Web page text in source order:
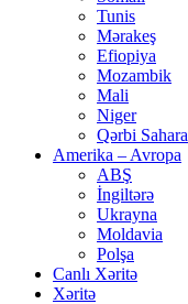
Tunis
Mərakeş
Efiopiya
Mozambik
Mali
Niger
Qərbi Sahara
Amerika – Avropa
ABŞ
İngiltərə
Ukrayna
Moldavia
Polşa
Canlı Xəritə
Xəritə